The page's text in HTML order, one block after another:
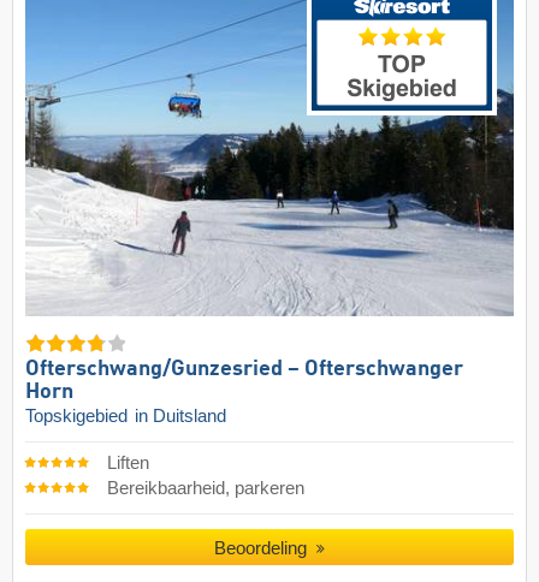
Ofterschwang/​Gunzesried – Ofterschwanger
Horn
Topskigebied in Duitsland
Liften
Bereikbaarheid, parkeren
Beoordeling